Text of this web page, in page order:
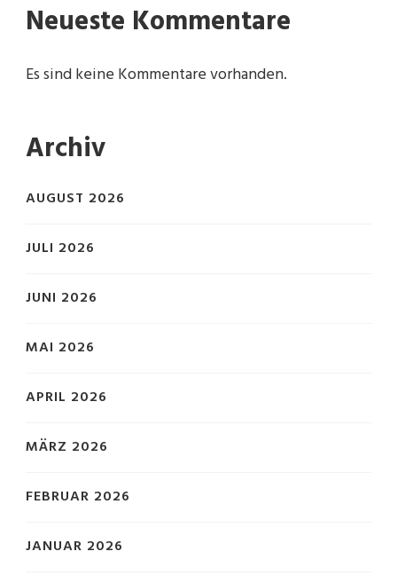
Neueste Kommentare
Es sind keine Kommentare vorhanden.
Archiv
AUGUST 2026
JULI 2026
JUNI 2026
MAI 2026
APRIL 2026
MÄRZ 2026
FEBRUAR 2026
JANUAR 2026